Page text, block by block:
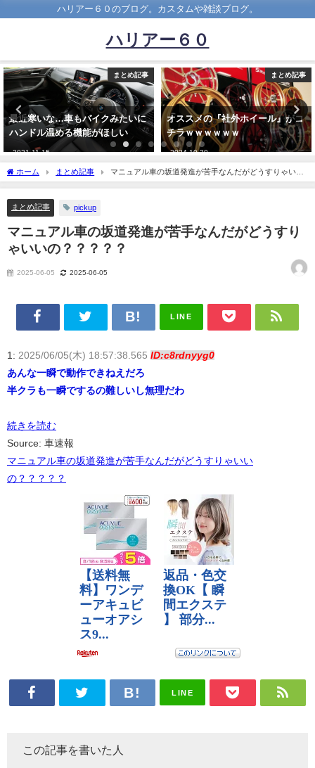
ハリアー６０のブログ。カスタムや雑談ブログ。
ハリアー６０
まとめ記事
たいに
しい
まとめ記事
オススメの『社外ホイール』がコ
チラｗｗｗｗｗｗ
2024-10-20
F1カー運転してみたい
2021-01-23
ホーム まとめ記事
マニュアル車の坂道発進が苦手なんだがどうすりゃいい
の？？？？？
まとめ記事 pickup
マニュアル車の坂道発進が苦手なんだがどうすり
ゃいいの？？？？？
2025-06-05 2025-06-05
LINE
1: 2025/06/05(木) 18:57:38.565 ID:c8rdnyyg0
あんな一瞬で動作できねえだろ
半クラも一瞬でするの難しいし無理だわ
続きを読む
Source: 車速報
マニュアル車の坂道発進が苦手なんだがどうすりゃいい
の？？？？？
LINE
この記事を書いた人